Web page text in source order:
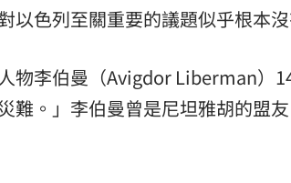
以色列至關重要的議題似乎根本
物李伯曼（Avigdor Liberman）
難。」李伯曼曾是尼坦雅胡的盟